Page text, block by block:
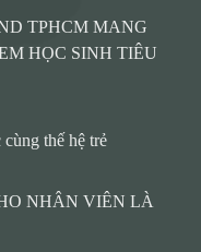
TPHCM MANG
HỌC SINH TIÊU
thế hệ trẻ
NHÂN VIÊN LÀ